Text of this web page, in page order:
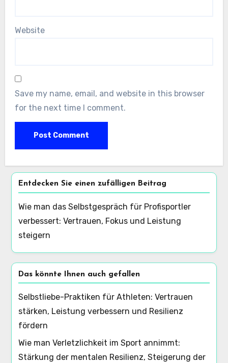
Website
Save my name, email, and website in this browser
for the next time I comment.
Entdecken Sie einen zufälligen Beitrag
Wie man das Selbstgespräch für Profisportler
verbessert: Vertrauen, Fokus und Leistung
steigern
Das könnte Ihnen auch gefallen
Selbstliebe-Praktiken für Athleten: Vertrauen
stärken, Leistung verbessern und Resilienz
fördern
Wie man Verletzlichkeit im Sport annimmt:
Stärkung der mentalen Resilienz, Steigerung der